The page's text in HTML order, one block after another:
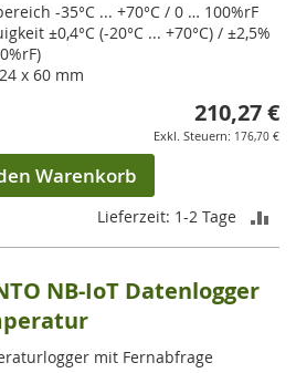
-35°C ... +70°C / 0 … 100%rF
±0,4°C (-20°C ... +70°C) / ±2,5%
x 60 mm
210,27 €
176,70 €
Warenkorb
Lieferzeit: 1-2 Tage
NB-IoT Datenlogger
mit Fernabfrage